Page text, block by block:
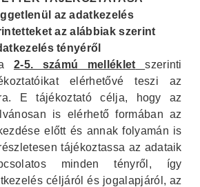
az adatkezelés
az alábbiak szerint
tényéről
2-5. számú melléklet
szerinti
elérhetővé teszi az
E tájékoztató célja, hogy az
is elérhető formában az
előtt és annak folyamán is
tájékoztassa az adataik
minden tényről, így
céljáról és jogalapjáról, az